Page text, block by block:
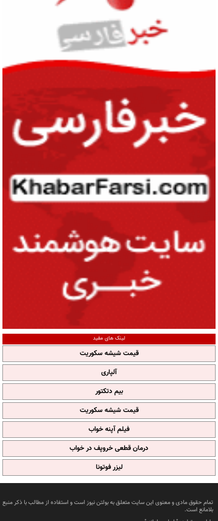
لینک های مفید
قیمت شیشه سکوریت
آلپاری
بیم دتکتور
قیمت شیشه سکوریت
فیلم آپنه خواب
درمان قطعی خروپف در خواب
لیزر فوتونا
تمام حقوق مادی و معنوی این سایت متعلق به بولتن نیوز است و استفاده از مطالب با ذکر منبع
بلامانع است.